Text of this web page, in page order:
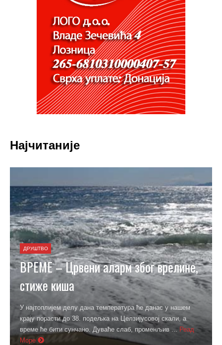
Најчитаније
ДРУШТВО
ВРЕМЕ – Црвени аларм због врелине,
стиже киша
У најтоплијем делу дана температура ће данас у нашем
крају порасти до 38. подељка на Целзијусовој скали, а
време ће бити сунчано. Дуваће слаб, променљив ... Реад
Море